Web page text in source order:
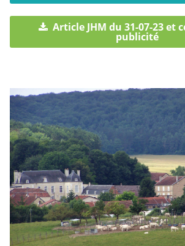
Article JHM du 31-07-23 et
publicité